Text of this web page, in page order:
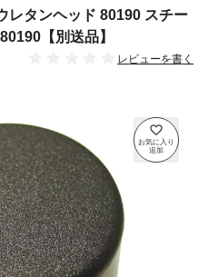
レタンヘッド 80190 スチー
【別送品】
レビューを書く